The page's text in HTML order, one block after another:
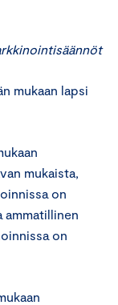
mukaan lapsi
mukaista,
on
on